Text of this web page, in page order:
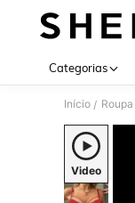
Categorias
Início /
Video